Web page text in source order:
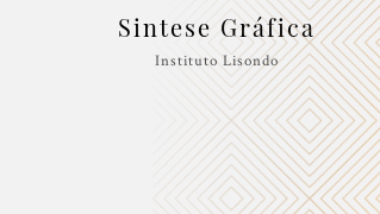
Sintese Gráfica
Instituto Lisondo